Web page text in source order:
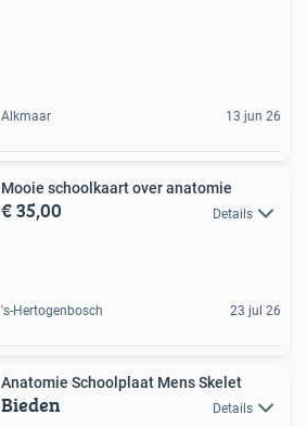
Alkmaar 13 jun 26
Mooie schoolkaart over anatomie
€ 35,00 Details
's-Hertogenbosch 23 jul 26
Anatomie Schoolplaat Mens Skelet
Bieden Details